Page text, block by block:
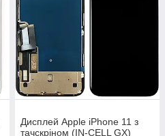
Дисплей Apple iPhone 11 з
тачскріном (IN-CELL GX)